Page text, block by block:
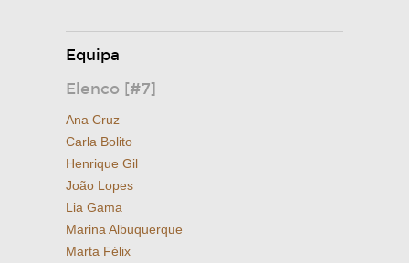
Equipa
Elenco [#7]
Ana Cruz
Carla Bolito
Henrique Gil
João Lopes
Lia Gama
Marina Albuquerque
Marta Félix